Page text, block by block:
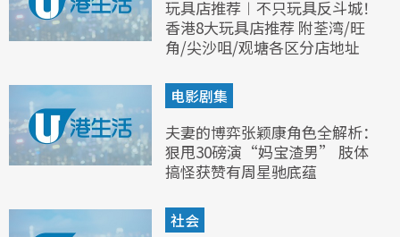
玩具店推荐︱不只玩具反斗城！
香港8大玩具店推荐 附荃湾/旺
角/尖沙咀/观塘各区分店地址
电影剧集
夫妻的博弈张颖康角色全解析：
狠甩30磅演“妈宝渣男” 肢体
搞怪获赞有周星驰底蕴
社会